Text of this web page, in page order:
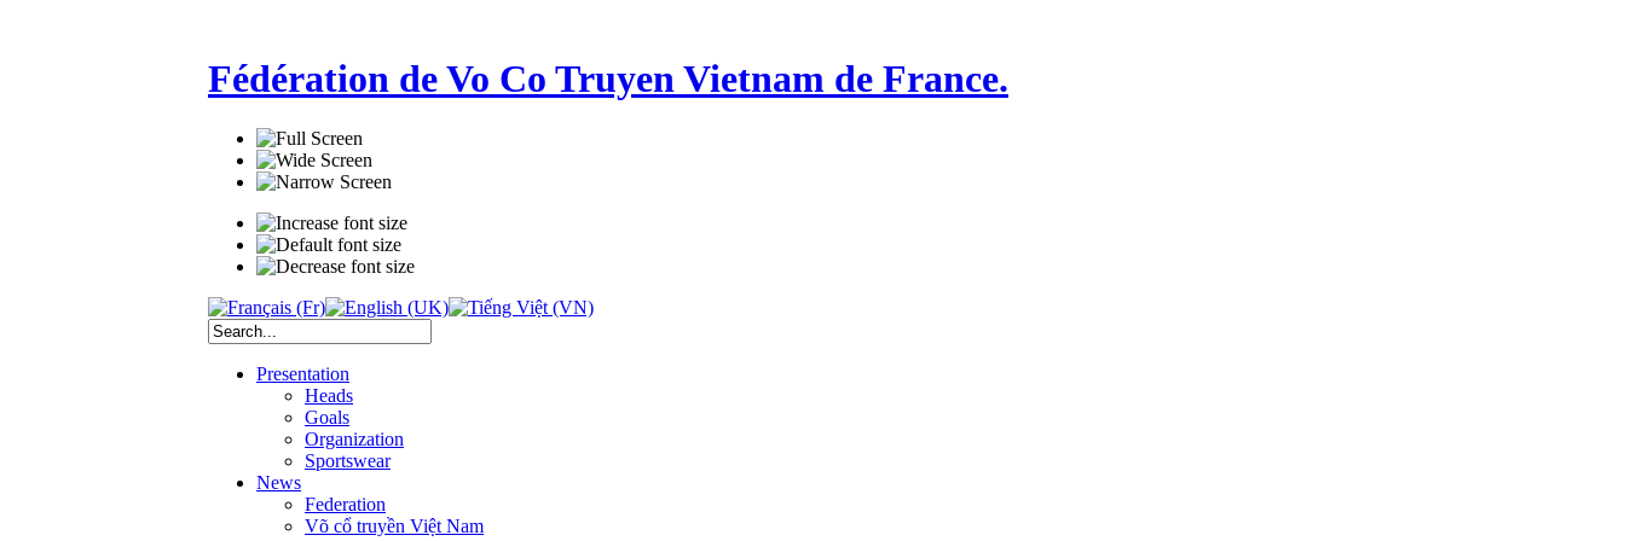
Fédération de Vo Co Truyen Vietnam de France.
Presentation
Heads
Goals
Organization
Sportswear
News
Federation
Võ cổ truyền Việt Nam